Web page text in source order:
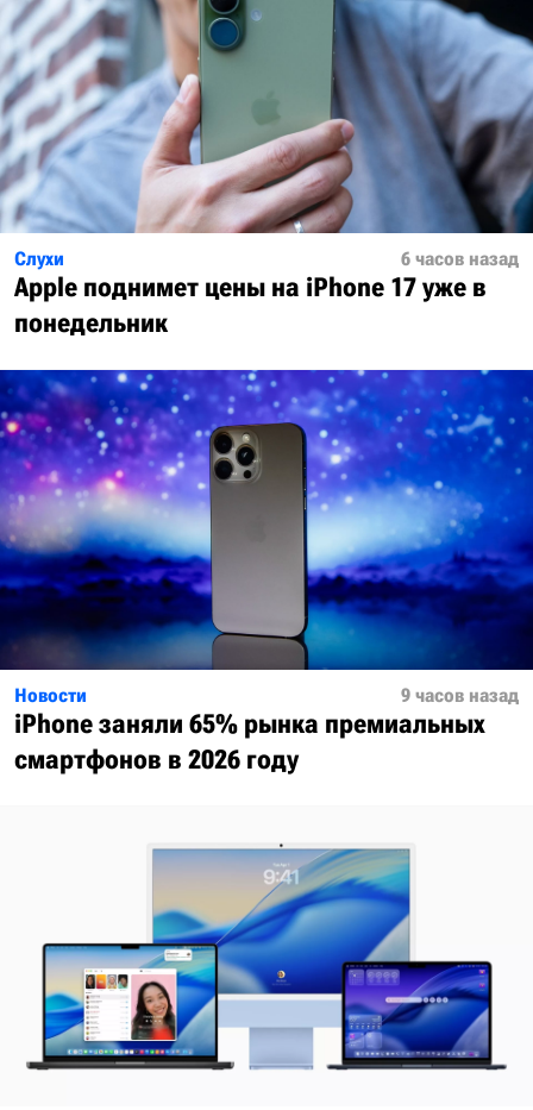
Слухи 6 часов назад
Apple поднимет цены на iPhone 17 уже в
понедельник
Новости 9 часов назад
iPhone заняли 65% рынка премиальных
смартфонов в 2026 году